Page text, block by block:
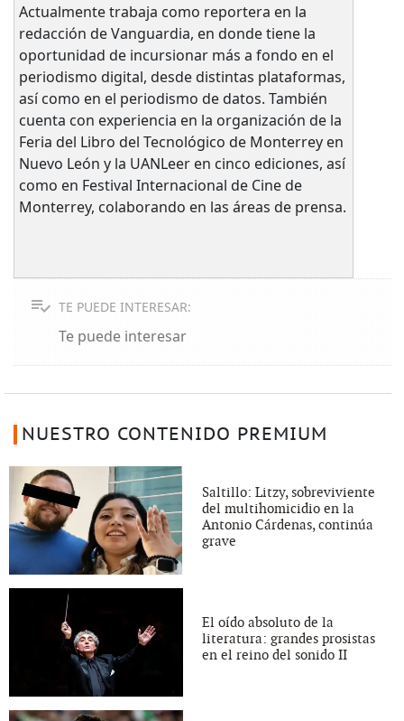
Actualmente trabaja como reportera en la
redacción de Vanguardia, en donde tiene la
oportunidad de incursionar más a fondo en el
periodismo digital, desde distintas plataformas,
así como en el periodismo de datos. También
cuenta con experiencia en la organización de la
Feria del Libro del Tecnológico de Monterrey en
Nuevo León y la UANLeer en cinco ediciones, así
como en Festival Internacional de Cine de
Monterrey, colaborando en las áreas de prensa.
TE PUEDE INTERESAR:
Te puede interesar
NUESTRO CONTENIDO PREMIUM
Saltillo: Litzy, sobreviviente
del multihomicidio en la
Antonio Cárdenas, continúa
grave
El oído absoluto de la
literatura: grandes prosistas
en el reino del sonido II